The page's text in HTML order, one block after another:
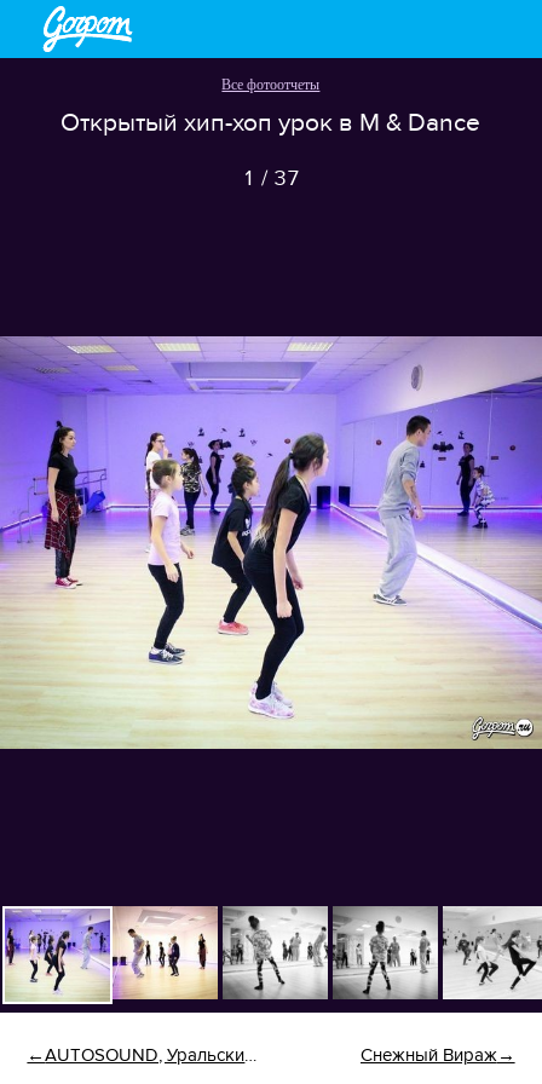
Все фотоотчеты
Открытый хип-хоп урок в M & Dance
1 / 37
AUTOSOUND, Уральские Монстры 2016 Снежный Вираж